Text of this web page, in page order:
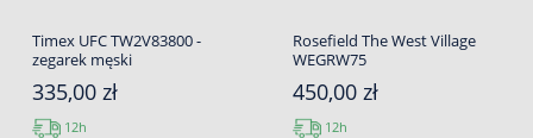
Timex UFC TW2V83800 -
zegarek męski
335,00 zł
12h
Rosefield The West Village
WEGRW75
450,00 zł
12h